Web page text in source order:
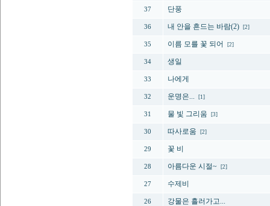
37 단풍
36 내 안을 흔드는 바람(2) [2]
35 이름 모를 꽃 되어 [2]
34 생일
33 나에게
32 운명은... [1]
31 물 빛 그리움 [3]
30 따사로움 [2]
29 꽃 비
28 아름다운 시절~ [2]
27 수제비
26 강물은 흘러가고...